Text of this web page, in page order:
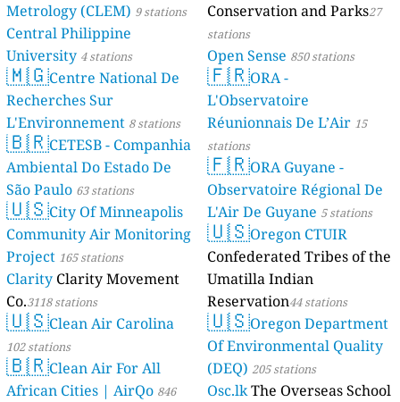
Metrology (CLEM) 9 stations
Central Philippine
University 4 stations
🇲🇬Centre National De
Recherches Sur
L'Environnement 8 stations
🇧🇷CETESB - Companhia
Ambiental Do Estado De
São Paulo 63 stations
🇺🇸City Of Minneapolis
Community Air Monitoring
Project 165 stations
Clarity Clarity Movement
Co.3118 stations
🇺🇸Clean Air Carolina
102 stations
🇧🇷Clean Air For All
African Cities | AirQo 846
Conservation and Parks27
stations
Open Sense 850 stations
🇫🇷ORA -
L'Observatoire
Réunionnais De L’Air 15
stations
🇫🇷ORA Guyane -
Observatoire Régional De
L'Air De Guyane 5 stations
🇺🇸Oregon CTUIR
Confederated Tribes of the
Umatilla Indian
Reservation44 stations
🇺🇸Oregon Department
Of Environmental Quality
(DEQ) 205 stations
Osc.lkThe Overseas School